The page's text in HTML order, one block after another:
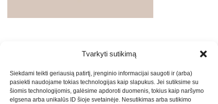
Tvarkyti sutikimą
Siekdami teikti geriausią patirtį, įrenginio informacijai saugoti ir (arba)
pasiekti naudojame tokias technologijas kaip slapukus. Jei sutiksime su
šiomis technologijomis, galėsime apdoroti duomenis, tokius kaip naršymo
elgsena arba unikalūs ID šioje svetainėje. Nesutikimas arba sutikimo
PASLAUGOS. SEO tekstų rašymas, turinio kūrimas,
straipsnių rašymas ir talpinimas į mūsų valdomas
svetaines.2026Armijai.LTTheme: Express News ByAdore